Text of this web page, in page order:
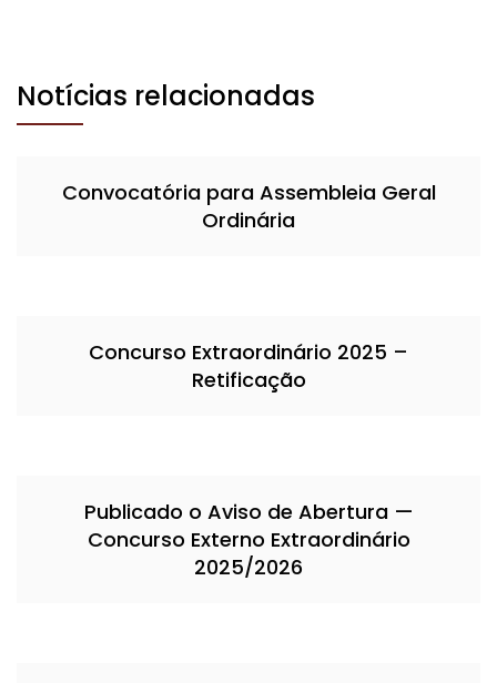
Notícias relacionadas
Convocatória para Assembleia Geral
Ordinária
Concurso Extraordinário 2025 –
Retificação
Publicado o Aviso de Abertura —
Concurso Externo Extraordinário
2025/2026